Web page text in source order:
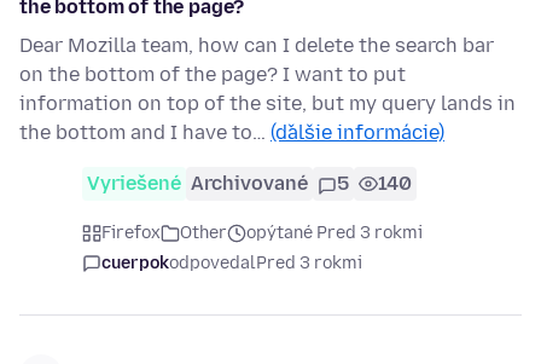
the bottom of the page?
Dear Mozilla team, how can I delete the search bar
on the bottom of the page? I want to put
information on top of the site, but my query lands in
the bottom and I have to… (ďalšie informácie)
Vyriešené Archivované 5 140
Firefox Other
opýtané Pred 3 rokmi
cuerpokodpovedalPred 3 rokmi